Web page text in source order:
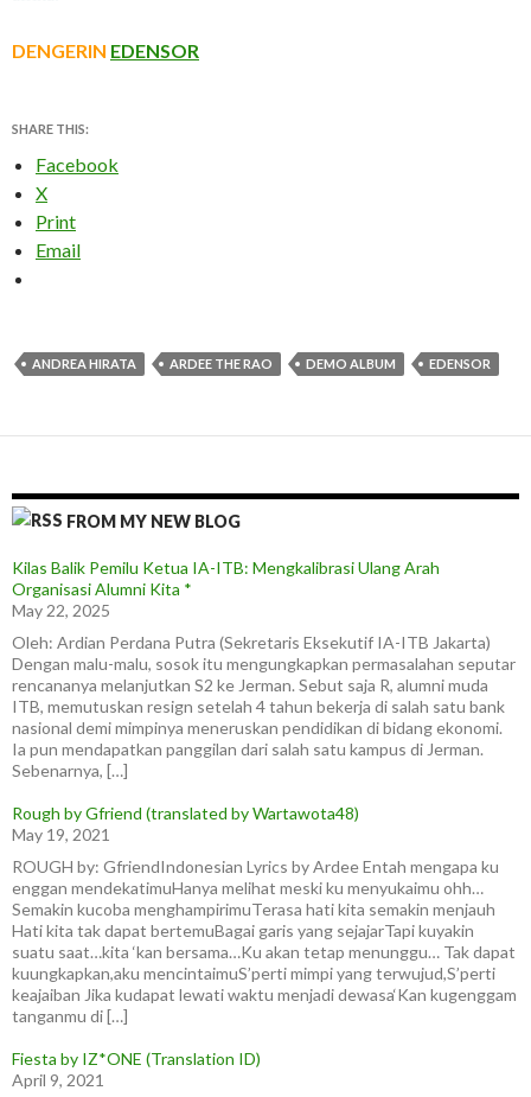
DENGERIN EDENSOR
SHARE THIS:
Facebook
X
Print
Email
ANDREA HIRATA ARDEE THE RAO DEMO ALBUM EDENSOR
FROM MY NEW BLOG
Kilas Balik Pemilu Ketua IA-ITB: Mengkalibrasi Ulang Arah
Organisasi Alumni Kita *
May 22, 2025
Oleh: Ardian Perdana Putra (Sekretaris Eksekutif IA-ITB Jakarta)
Dengan malu-malu, sosok itu mengungkapkan permasalahan seputar
rencananya melanjutkan S2 ke Jerman. Sebut saja R, alumni muda
ITB, memutuskan resign setelah 4 tahun bekerja di salah satu bank
nasional demi mimpinya meneruskan pendidikan di bidang ekonomi.
Ia pun mendapatkan panggilan dari salah satu kampus di Jerman.
Sebenarnya, […]
Rough by Gfriend (translated by Wartawota48)
May 19, 2021
ROUGH by: GfriendIndonesian Lyrics by Ardee Entah mengapa ku
enggan mendekatimuHanya melihat meski ku menyukaimu ohh…
Semakin kucoba menghampirimuTerasa hati kita semakin menjauh
Hati kita tak dapat bertemuBagai garis yang sejajarTapi kuyakin
suatu saat…kita ‘kan bersama…Ku akan tetap menunggu… Tak dapat
kuungkapkan,aku mencintaimuS’perti mimpi yang terwujud,S’perti
keajaiban Jika kudapat lewati waktu menjadi dewasa‘Kan kugenggam
tanganmu di […]
Fiesta by IZ*ONE (Translation ID)
April 9, 2021